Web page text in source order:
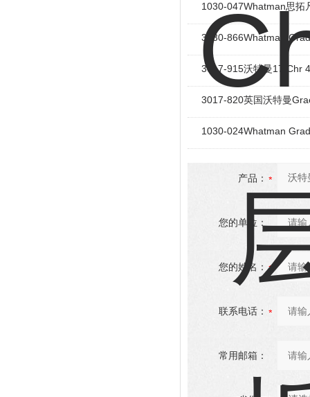
1030-047Whatman思拓
3030-866Whatman
3017-915沃特曼17 Chr
3017-820英国沃特曼
1030-024Whatman
产品：
您的单位：
您的姓名：
联系电话：
常用邮箱：